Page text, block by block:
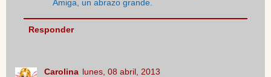
Amiga, un abrazo grande.
Responder
Carolina lunes, 08 abril, 2013